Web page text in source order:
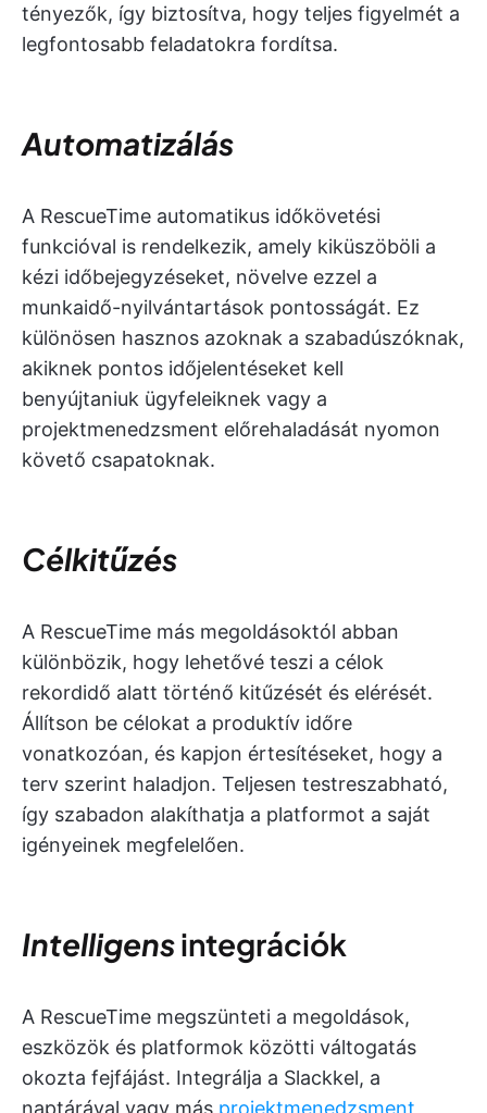
tényezők, így biztosítva, hogy teljes figyelmét a
legfontosabb feladatokra fordítsa.
Automatizálás
A RescueTime automatikus időkövetési
funkcióval is rendelkezik, amely kiküszöböli a
kézi időbejegyzéseket, növelve ezzel a
munkaidő-nyilvántartások pontosságát. Ez
különösen hasznos azoknak a szabadúszóknak,
akiknek pontos időjelentéseket kell
benyújtaniuk ügyfeleiknek vagy a
projektmenedzsment előrehaladását nyomon
követő csapatoknak.
Célkitűzés
A RescueTime más megoldásoktól abban
különbözik, hogy lehetővé teszi a célok
rekordidő alatt történő kitűzését és elérését.
Állítson be célokat a produktív időre
vonatkozóan, és kapjon értesítéseket, hogy a
terv szerint haladjon. Teljesen testreszabható,
így szabadon alakíthatja a platformot a saját
igényeinek megfelelően.
Intelligensintegrációk
A RescueTime megszünteti a megoldások,
eszközök és platformok közötti váltogatás
okozta fejfájást. Integrálja a Slackkel, a
naptárával vagy más projektmenedzsment